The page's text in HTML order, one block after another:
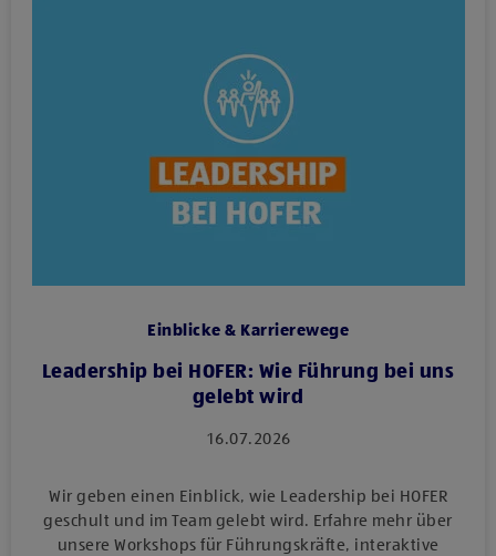
Einblicke & Karrierewege
Leadership bei HOFER: Wie Führung bei uns
gelebt wird
16.07.2026
Wir geben einen Einblick, wie Leadership bei HOFER
geschult und im Team gelebt wird. Erfahre mehr über
unsere Workshops für Führungskräfte, interaktive